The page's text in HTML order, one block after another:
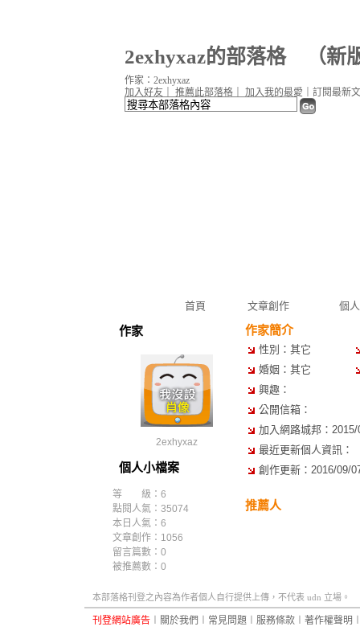
2exhyxaz的部落格（新
首頁 文章創作 個
加入好友 推薦此部落格 加入我的最愛 訂閱最新
作家：2exhyxaz
作家
2exhyxaz
個人小檔案
等 級：6
點閱人氣：35074
本日人氣：6
文章創作：1056
留言篇數：0
被推薦數： 0
作家簡介
性別：其它
婚姻：其它
興趣：
公開信箱：
加入網路城邦：
最近更新個人資訊：
創作更新：2016/09/
推薦人
本部落格刊登之內容為作者個人自行提供上傳，不代表 udn 立場。
刊登網站廣告 關於我們 常見問題 服務條款 著作權聲明